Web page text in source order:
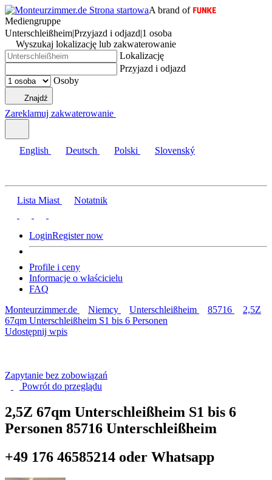
A brand of
Mediengruppe
Unterschleißheim|Przyjazd i odjazd|1 osoba
Wyszukaj lokalizację lub zakwaterowanie
Lokalizację
Przyjazd i odjazd
Osoby
Znajdź
Zareklamuj zakwaterowanie
English Deutsch Polski Slovenský
Lista Miast Notatnik
LoginRegister now
Profile i ceny
Informacje o właścicielu
FAQ
Monteurzimmer.de
Niemcy Unterschleißheim 85716
2,5Z
67qm Unterschleißheim S1 bis 6 Personen
Udostępnij wpis
Zapytanie bez zobowiązań
Powrót do przeglądu
2,5Z 67qm Unterschleißheim S1 bis 6
Personen 85716 Unterschleißheim
+49 176 46585214 oder Whatsapp